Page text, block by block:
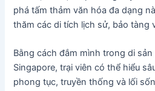
phá tấm thảm văn hóa đa dạng
thăm các di tích lịch sử, bảo tàng
Bằng cách đắm mình trong di
Singapore, trại viên có thể hiểu
phong tục, truyền thống và lối